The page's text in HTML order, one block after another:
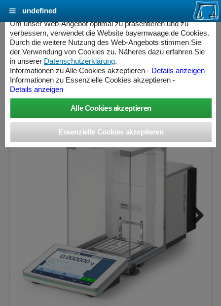
METTLER-TOLEDO Semimikrowaage
Excellence XPR205DR
Wägebereich: 81 / 220 g, Ablesbarkeit: 0,01 / 0,1 mg
Next
Cookie Einstellungen - bayernwaage.de
Um unser Web-Angebot optimal zu präsentieren und zu
verbessern, verwendet die Website bayernwaage.de Cookies.
Durch die weitere Nutzung des Web-Angebots stimmen Sie
der Verwendung von Cookies zu. Näheres dazu erfahren Sie
in unserer Datenschutzerklärung.
Informationen zu Alle Cookies akzeptieren - Details anzeigen
Informationen zu Essenzielle Cookies akzeptieren -
Details anzeigen
undefined